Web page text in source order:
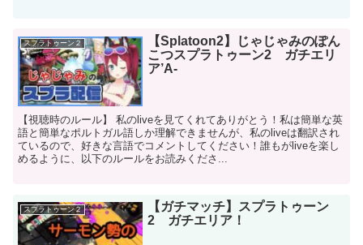
スプラトゥーン２
【Splatoon2】じゃじゃみのぽん
こつスプラトゥーン2 ガチエリ
ア’A-
【視聴時のルール】 私のliveを見てくれてありがとう！私は簡単な英
語と簡単なポルトガル語しか理解できませんが、私のliveは翻訳され
ているので、好きな言語でコメントしてください！誰もがliveを楽し
めるように、以下のルールをお読みくださ...
スプラトゥーン２
【ガチマッチ】スプラトゥーン
2 ガチエリア！